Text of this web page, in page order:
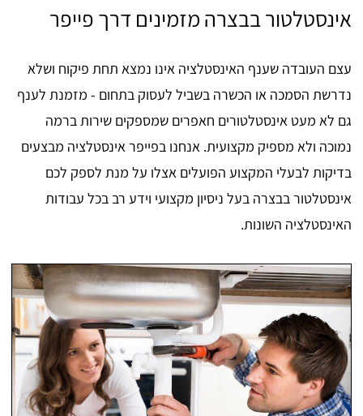
אינסטלטור בבצרה מזמינים דרך פייפר
עצם העובדה שענף האינסטלציה אינו נמצא תחת פיקוח ושלא
נדרשת הסמכה או הכשרה בשביל לעסוק בתחום - מזמנת לענף
גם לא מעט אינסטלטורים חאפרים שמספקים שירות ברמה
נמוכה ולא מספיק מקצועית. אנחנו בפייפר אינסטלציה מבצעים
בדיקות לבעלי המקצוע הפועלים אצלו על מנת לספק לכם
אינסטלטור בבצרה בעל ניסיון מקצועי וידע רב בכל עבודות
האינסטלציה השונות.